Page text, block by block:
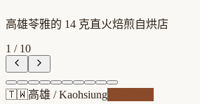
高雄苓雅的 14 克直火焙煎自烘店
1 / 10
🇹🇼高雄 /Kaohsiung